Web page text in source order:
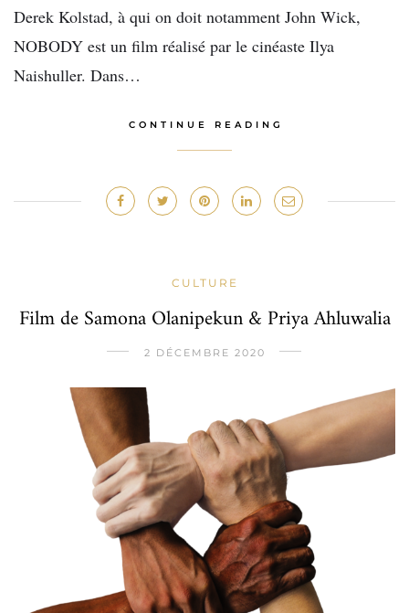
Derek Kolstad, à qui on doit notamment John Wick,
NOBODY est un film réalisé par le cinéaste Ilya
Naishuller. Dans…
CONTINUE READING
CULTURE
Film de Samona Olanipekun & Priya Ahluwalia
2 DÉCEMBRE 2020